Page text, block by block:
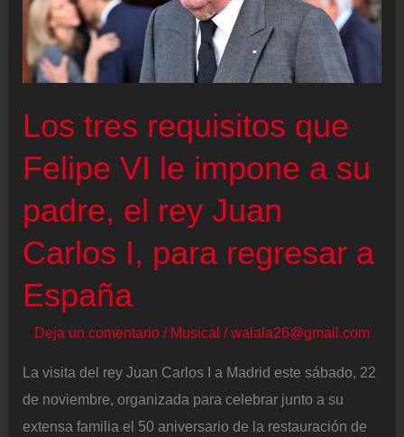
el
riesgo
de
contra
la
violencia
machista
Los tres requisitos que
Felipe VI le impone a su
padre, el rey Juan
Carlos I, para regresar a
España
Deja un comentario / Musical /walala26@gmail.com
La visita del rey Juan Carlos I a Madrid este sábado, 22
de noviembre, organizada para celebrar junto a su
extensa familia el 50 aniversario de la restauración de